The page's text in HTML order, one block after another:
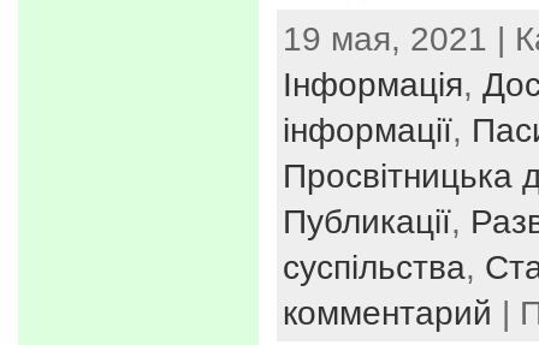
19 мая, 2021 |
Інформація,
інформації,
Просвітницька
Публикації,
суспільства,
комментарий |